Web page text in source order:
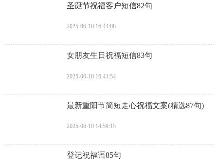
​圣诞节祝福客户短信82句
2025-06-10 16:44:08
​女朋友生日祝福短信83句
2025-06-10 16:41:54
​最新重阳节简短走心祝福文案(精选87句)
2025-06-10 14:59:15
​登记祝福语85句